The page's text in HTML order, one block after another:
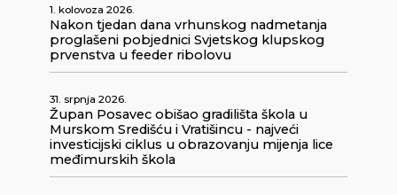
1. kolovoza 2026.
Nakon tjedan dana vrhunskog nadmetanja
proglašeni pobjednici Svjetskog klupskog
prvenstva u feeder ribolovu
31. srpnja 2026.
Župan Posavec obišao gradilišta škola u
Murskom Središću i Vratišincu - najveći
investicijski ciklus u obrazovanju mijenja lice
međimurskih škola